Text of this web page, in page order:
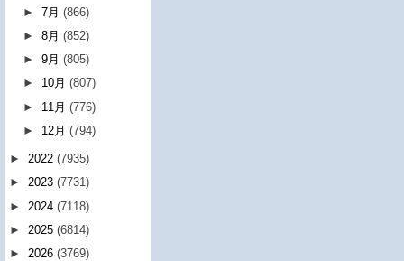
►7月(866)
►8月(852)
►9月(805)
► 10月(807)
► 11月(776)
► 12月(794)
► 2022 (7935)
► 2023 (7731)
► 2024 (7118)
► 2025 (6814)
► 2026 (3769)